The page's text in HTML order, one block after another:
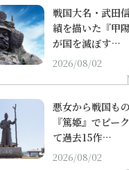
戦国大名・武田
績を描いた『甲
が国を滅ぼす…
2026/08/02
悪女から戦国もの
『篤姫』でピー
て過去15作…
2026/08/02